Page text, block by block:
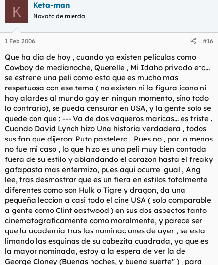
K Keta-man
Novato de mierda
1 Feb 2006 #16
Que ha dia de hoy , cuando ya existen peliculas como
Cowboy de medianoche, Querelle , Mi Idaho privado etc...
se estrene una peli como esta que es mucho mas
respetuosa con ese tema ( no existen ni la figura icono ni
hay alardes al mundo gay en ningun momento, sino todo
lo contrario), se pueda censurar en USA, y la gente solo se
quede con que : --- Va de dos vaqueros maricas... es triste .
Cuando David Lynch hizo Una historia verdadera , todos
sus fan que dijeron: Puto pastelero... Pues no , por lo menos
no fue mi caso , lo que hizo es una peli muy bien contada
fuera de su estilo y ablandando el corazon hasta el freaky
gafapasta mas enfermizo, pues aqui ocurre igual , Ang
lee, tras desmostrar que es un fiera en estilos totalmente
diferentes como son Hulk o Tigre y dragon, da una
pequeña leccion a casi todo el cine USA ( solo comparable
a gente como Clint eastwood ) en sus dos aspectos tanto
cinematograficamente como moralmente, y parece ser
que la academia tras las nominaciones de ayer , se esta
limando las esquinas de su cabezita cuadrada, ya que es
la mayor nominada, estoy a la espera de ver la de
George Cloney (Buenas noches, y buena suerte" ) , para